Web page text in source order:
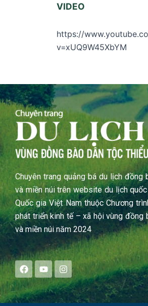
VIDEO
https://
v=xUQ9W45XbYM
Chuyên trang quảng bá du lịch đồng
và miền núi trên website du lịch
Quốc gia Việt Nam thuộc Chương
phát triển kinh tế – xã hội vùng đồng
và miền núi năm 2024
F
a
c
e
b
Y
o
u
t
u
I
n
s
t
a